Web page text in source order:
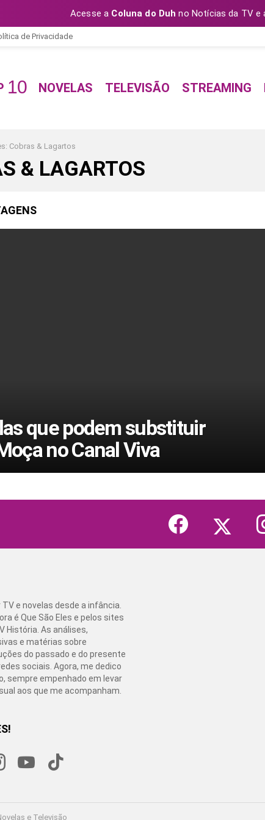
Acesse a Coluna do Duh no Notícias da TV e
de Privacidade
10 NOVELAS TELEVISÃO STREAMING
Cobras & Lagartos
& LAGARTOS
que podem substituir
no Canal Viva
facebook
e novelas desde a infância.
é Que São Eles e pelos sites
História. As análises,
e matérias sobre
do passado e do presente
sociais. Agora, me dedico
sempre empenhado em levar
aos que me acompanham.
e Televisão